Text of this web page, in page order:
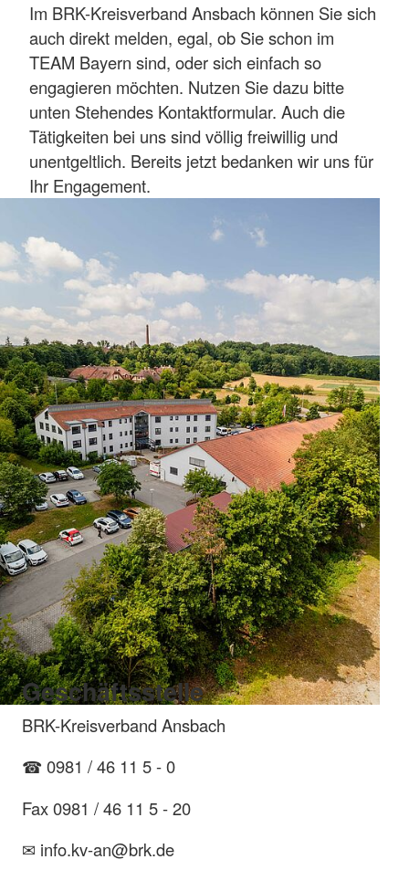
Im BRK-Kreisverband Ansbach können Sie sich
auch direkt melden, egal, ob Sie schon im
TEAM Bayern sind, oder sich einfach so
engagieren möchten. Nutzen Sie dazu bitte
unten Stehendes Kontaktformular. Auch die
Tätigkeiten bei uns sind völlig freiwillig und
unentgeltlich. Bereits jetzt bedanken wir uns für
Ihr Engagement.
Geschäftsstelle
BRK-Kreisverband Ansbach
☎ 0981 / 46 11 5 - 0
Fax 0981 / 46 11 5 - 20
✉ info.kv-an@brk.de